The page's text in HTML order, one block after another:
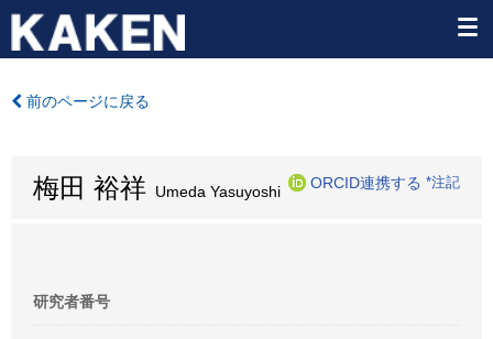
前のページに戻る
梅田 裕祥 Umeda Yasuyoshi
ORCID連携する *注記
研究者番号